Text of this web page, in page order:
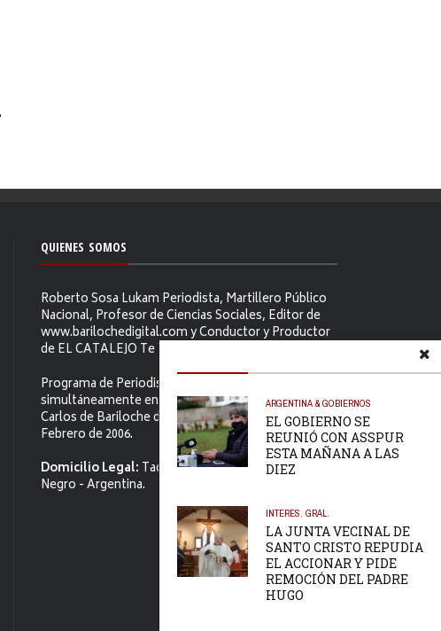
ARGENTINA & GOBIERNOS
EL GOBIERNO SE
REUNIÓ CON ASSPUR
ESTA MAÑANA A LAS
DIEZ
INTERES. GRAL.
LA JUNTA VECINAL DE
SANTO CRISTO REPUDIA
EL ACCIONAR Y PIDE
REMOCIÓN DEL PADRE
HUGO
QUIENES SOMOS
Roberto Sosa Lukam Periodista, Martillero Público
Nacional, Profesor de Ciencias Sociales, Editor de
www.barilochedigital.com y Conductor y Productor
de EL CATALEJO Te Ve.
Programa de Periodismo Político que se difunde
simultáneamente en ambos Video-cables de San
Carlos de Bariloche desde el primer jueves de
Febrero de 2006.
Domicilio Legal: Tacuarí 52. S.C. de Bariloche, Río
Negro - Argentina.